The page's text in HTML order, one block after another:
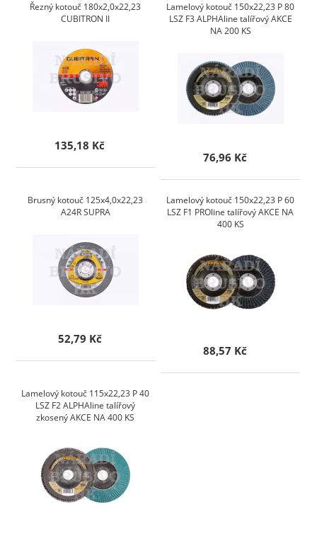
Řezný kotouč 180x2,0x22,23
CUBITRON II
135,18 Kč
Lamelový kotouč 150x22,23 P 80
LSZ F3 ALPHAline talířový AKCE
NA 200 KS
76,96 Kč
Brusný kotouč 125x4,0x22,23
A24R SUPRA
52,79 Kč
Lamelový kotouč 150x22,23 P 60
LSZ F1 PROline talířový AKCE NA
400 KS
88,57 Kč
Lamelový kotouč 115x22,23 P 40
LSZ F2 ALPHAline talířový
zkosený AKCE NA 400 KS